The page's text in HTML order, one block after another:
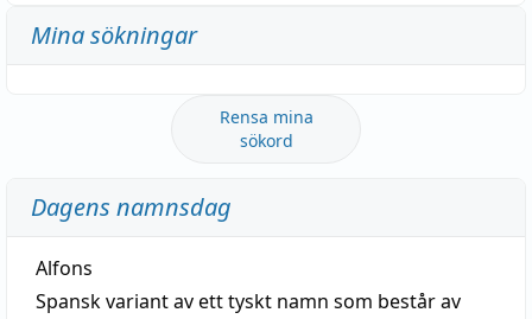
Mina sökningar
Rensa mina
sökord
Dagens namnsdag
Alfons
Spansk variant av ett tyskt namn som består av